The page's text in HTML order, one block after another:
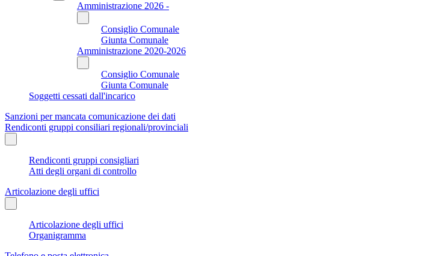
Amministrazione 2026 -
Consiglio Comunale
Giunta Comunale
Amministrazione 2020-2026
Consiglio Comunale
Giunta Comunale
Soggetti cessati dall'incarico
Sanzioni per mancata comunicazione dei dati
Rendiconti gruppi consiliari regionali/provinciali
Rendiconti gruppi consigliari
Atti degli organi di controllo
Articolazione degli uffici
Articolazione degli uffici
Organigramma